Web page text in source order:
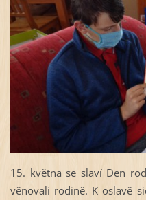
15. května se slaví Den
věnovali rodině. K oslavě